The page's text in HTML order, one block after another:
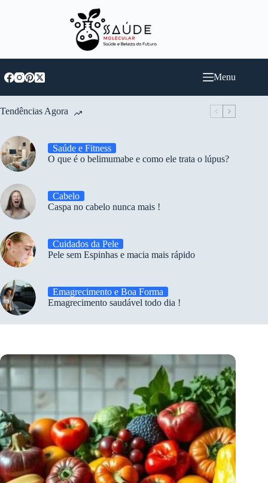
Menu
Tendências Agora
Saúde e Fitness
O que é o belimumabe e como ele trata o lúpus?
Cabelo
Caspa no cabelo nunca mais !
Cuidados da Pele
Pele sem Espinhas e macia mais rápido
Emagrecimento e Boa Forma
Emagrecimento saudável todo dia !